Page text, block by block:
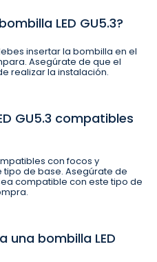
LED GU5.3?
insertar la bombilla en el
Asegúrate de que el
realizar la instalación.
GU5.3 compatibles
con focos y
de base. Asegúrate de
compatible con este tipo de
una bombilla LED